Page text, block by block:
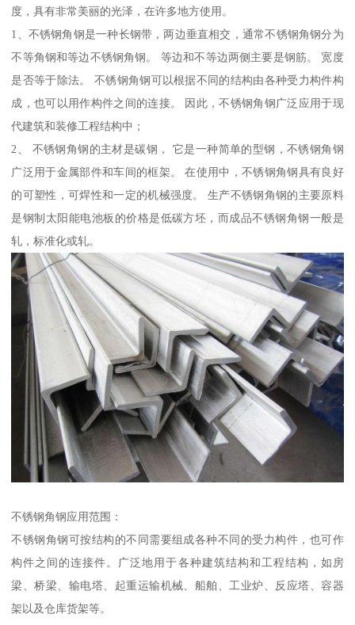
度，具有非常美丽的光泽，在许多地方使用。
1、不锈钢角钢是一种长钢带，两边垂直相交，通常不锈钢角钢分为
不等角钢和等边不锈钢角钢。 等边和不等边两侧主要是钢筋。 宽度
是否等于除法。 不锈钢角钢可以根据不同的结构由各种受力构件构
成，也可以用作构件之间的连接。 因此，不锈钢角钢广泛应用于现
代建筑和装修工程结构中；
2、 不锈钢角钢的主材是碳钢， 它是一种简单的型钢，不锈钢角钢
广泛用于金属部件和车间的框架。 在使用中，不锈钢角钢具有良好
的可塑性，可焊性和一定的机械强度。 生产不锈钢角钢的主要原料
是钢制太阳能电池板的价格是低碳方坯，而成品不锈钢角钢一般是
轧，标准化或轧。
不锈钢角钢应用范围：
不锈钢角钢可按结构的不同需要组成各种不同的受力构件，也可作
构件之间的连接件。广泛地用于各种建筑结构和工程结构，如房
梁、桥梁、输电塔、起重运输机械、船舶、工业炉、反应塔、容器
架以及仓库货架等。